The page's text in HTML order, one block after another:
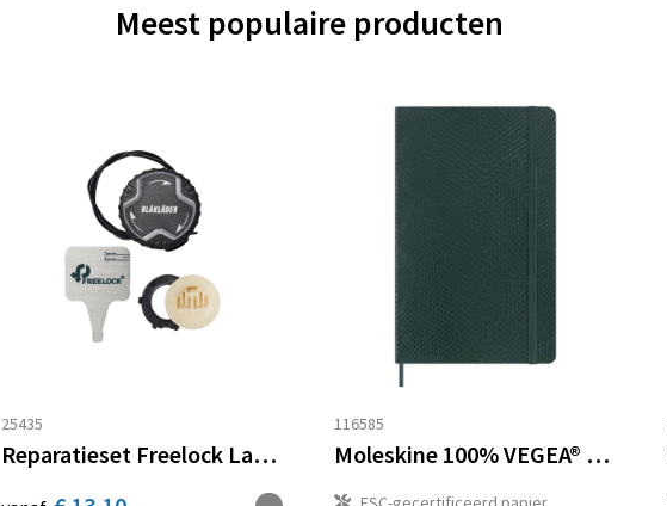
Meest populaire producten
25435
Reparatieset Freelock Lage Veiligheidsschoenen
116585
Moleskine 100% VEGEA® Boa notitieboek met zachte kaft - gelijnd L